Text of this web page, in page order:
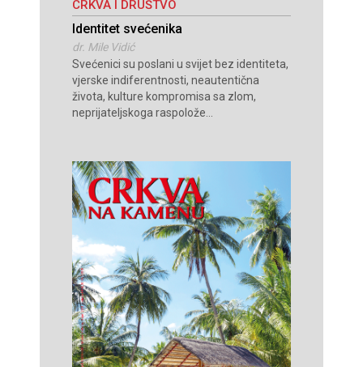
CRKVA I DRUŠTVO
Identitet svećenika
dr. Mile Vidić
Svećenici su poslani u svijet bez identiteta,
vjerske indiferentnosti, neautentična
života, kulture kompromisa sa zlom,
neprijateljskoga raspolože...